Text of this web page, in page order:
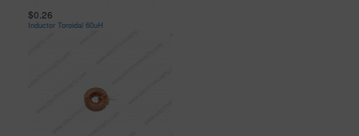
$0.26
Inductor Toroidal 60uH